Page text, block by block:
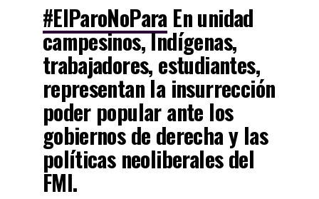
#ElParoNoPara En unidad
campesinos, Indígenas,
trabajadores, estudiantes,
representan la insurrección
poder popular ante los
gobiernos de derecha y las
políticas neoliberales del
FMI.